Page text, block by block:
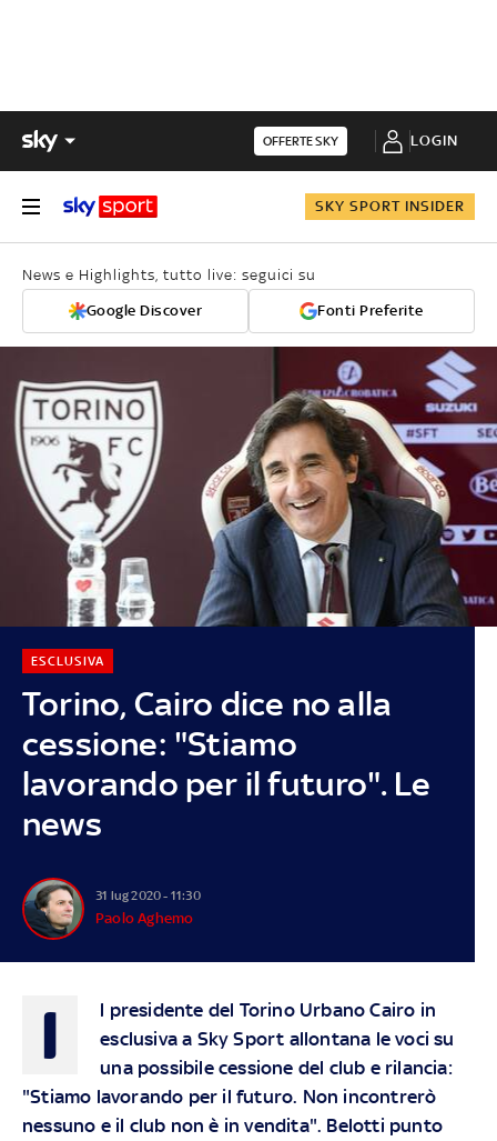
OFFERTE SKY LOGIN
SKY SPORT INSIDER
News e Highlights, tutto live: seguici su
Google Discover Fonti Preferite
Torino, Cairo dice no alla
cessione: "Stiamo
lavorando per il futuro". Le
news
ESCLUSIVA
31 lug 2020 - 11:30
Paolo Aghemo
I
l presidente del Torino Urbano Cairo in
esclusiva a Sky Sport allontana le voci su
una possibile cessione del club e rilancia:
"Stiamo lavorando per il futuro. Non incontrerò
nessuno e il club non è in vendita". Belotti punto